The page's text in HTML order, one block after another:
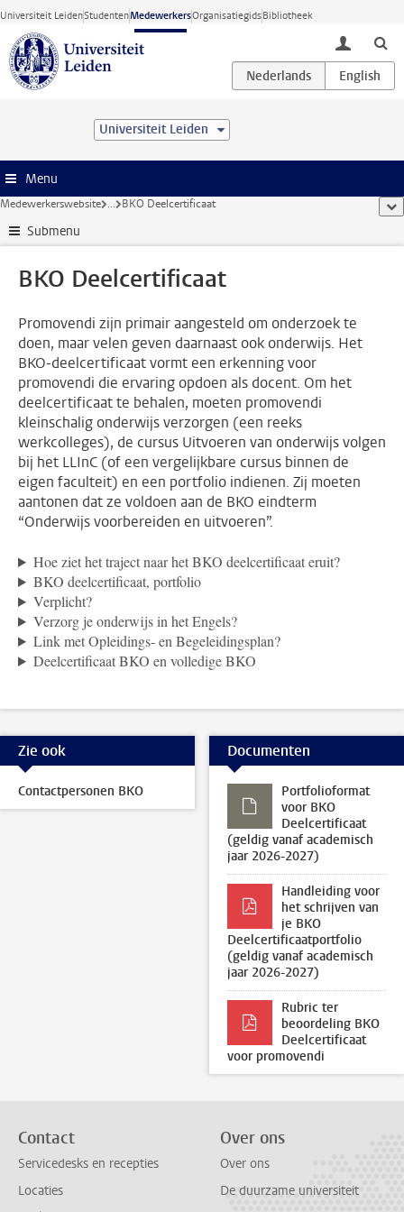
Ga direct naar de inhoud
Universiteit LeidenStudentenMedewerkersOrganisatiegidsBibliotheek
toggle
Universiteit Leiden
Menu
Medewerkerswebsite ... BKO Deelcertificaat
Submenu
BKO Deelcertificaat
Promovendi zijn primair aangesteld om onderzoek te
doen, maar velen geven daarnaast ook onderwijs. Het
BKO-deelcertificaat vormt een erkenning voor
promovendi die ervaring opdoen als docent. Om het
deelcertificaat te behalen, moeten promovendi
kleinschalig onderwijs verzorgen (een reeks
werkcolleges), de cursus Uitvoeren van onderwijs volgen
bij het LLInC (of een vergelijkbare cursus binnen de
eigen faculteit) en een portfolio indienen. Zij moeten
aantonen dat ze voldoen aan de BKO eindterm
“Onderwijs voorbereiden en uitvoeren”.
Hoe ziet het traject naar het BKO deelcertificaat eruit?
BKO deelcertificaat, portfolio
Verplicht?
Verzorg je onderwijs in het Engels?
Link met Opleidings- en Begeleidingsplan?
Deelcertificaat BKO en volledige BKO
Zie ook
Contactpersonen BKO
Documenten
Portfolioformat
voor BKO
Deelcertificaat
(geldig vanaf academisch
jaar 2026-2027)
Handleiding voor
het schrijven van
je BKO
Deelcertificaatportfolio
(geldig vanaf academisch
jaar 2026-2027)
Rubric ter
beoordeling BKO
Deelcertificaat
voor promovendi
Contact
Servicedesks en recepties
Locaties
Over ons
Over ons
De duurzame universiteit